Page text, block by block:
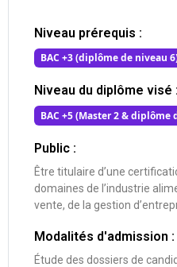
Niveau prérequis :
BAC +3 (diplôme de niveau
Niveau du diplôme visé :
BAC +5 (Master 2 & diplôme
Public :
Être titulaire d’une
domaines de l’industrie
vente, de la gestion
Modalités d'admission :
Étude des dossiers de